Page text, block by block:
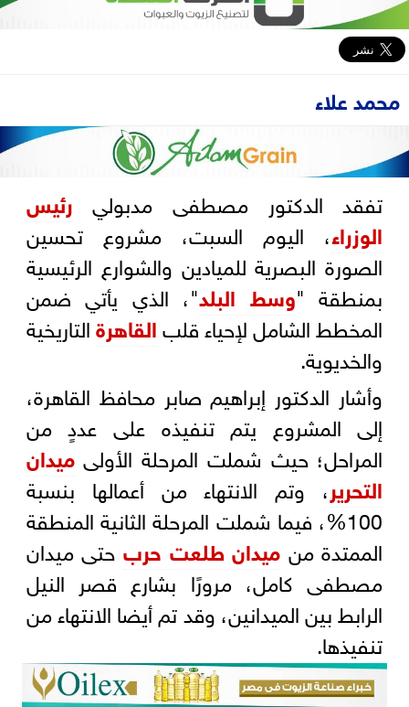
محمد علاء
تفقد الدكتور مصطفى مدبولي رئيس
الوزراء، اليوم السبت، مشروع تحسين
الصورة البصرية للميادين والشوارع الرئيسية
بمنطقة "وسط البلد"، الذي يأتي ضمن
المخطط الشامل لإحياء قلبالقاهرةالتاريخية
والخديوية.
وأشار الدكتور إبراهيم صابر محافظ القاهرة،
إلى المشروع يتم تنفيذه على عددٍ من
المراحل؛ حيث شملت المرحلة الأولىميدان
التحرير، وتم الانتهاء من أعمالها بنسبة
100%، فيما شملت المرحلة الثانية المنطقة
الممتدة من ميدان طلعت حرب حتى ميدان
مصطفى كامل، مرورًا بشارع قصر النيل
الرابط بين الميدانين، وقد تم أيضا الانتهاء من
تنفيذها.